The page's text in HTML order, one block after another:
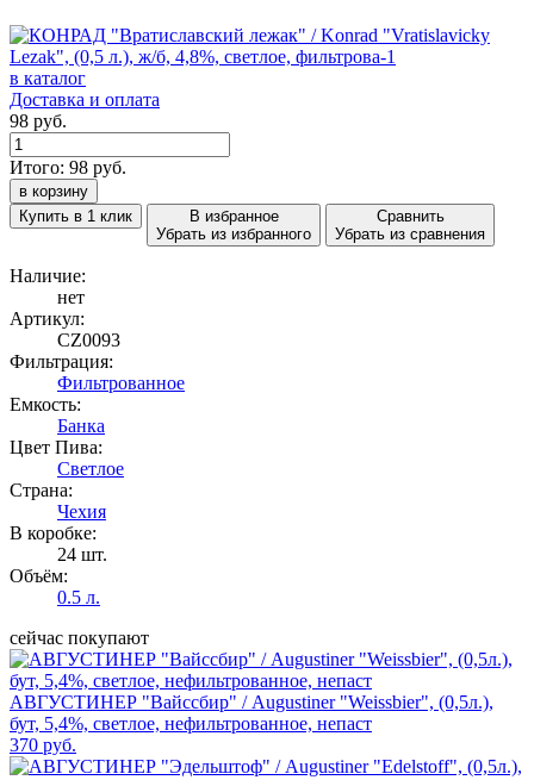
в каталог
Доставка и оплата
98 руб.
Итого: 98 руб.
в корзину
Купить в 1 клик
В избранное
Убрать из избранного
Сравнить
Убрать из сравнения
Наличие:
нет
Артикул:
CZ0093
Фильтрация:
Фильтрованное
Емкость:
Банка
Цвет Пива:
Светлое
Страна:
Чехия
В коробке:
24 шт.
Объём:
0.5 л.
сейчас покупают
АВГУСТИНЕР "Вайссбир" / Augustiner "Weissbier", (0,5л.),
бут, 5,4%, светлое, нефильтрованное, непаст
370 руб.